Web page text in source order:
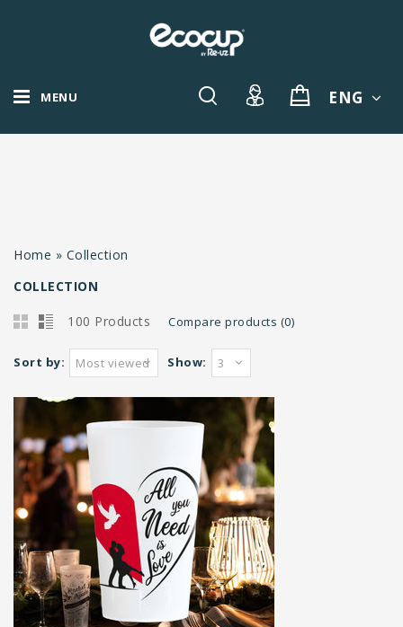
MENU ENG
Home » Collection
COLLECTION
100 Products Compare products (0)
Sort by: Most viewed Show: 3